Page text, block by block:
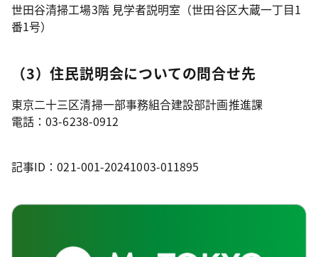
世田谷清掃工場3階 見学者説明室（世田谷区大蔵一丁目1
番1号）
（3）住民説明会についての問合せ先
東京二十三区清掃一部事務組合建設部計画推進課
電話：03-6238-0912
記事ID：021-001-20241003-011895